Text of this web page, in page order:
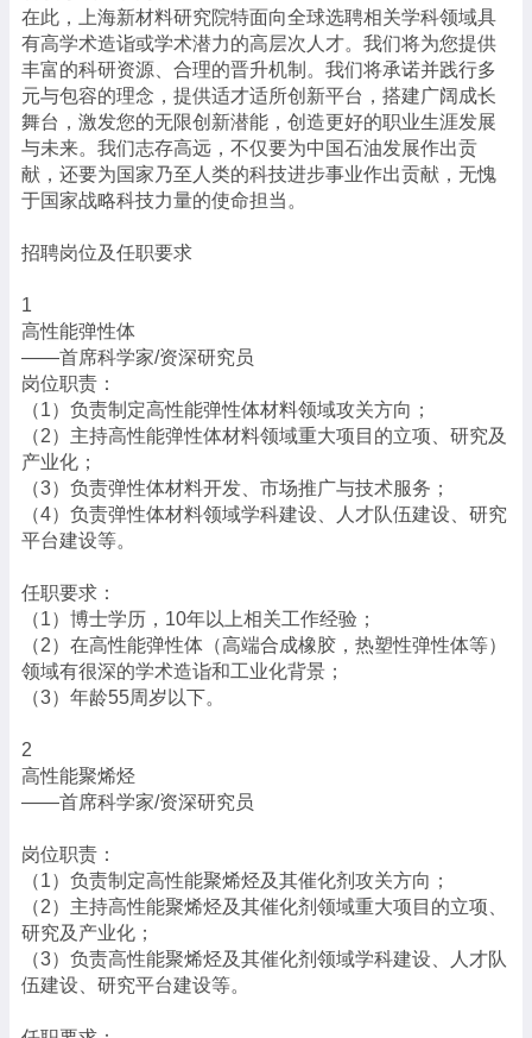
在此，上海新材料研究院特面向全球选聘相关学科领域具
有高学术造诣或学术潜力的高层次人才。我们将为您提供
丰富的科研资源、合理的晋升机制。我们将承诺并践行多
元与包容的理念，提供适才适所创新平台，搭建广阔成长
舞台，激发您的无限创新潜能，创造更好的职业生涯发展
与未来。我们志存高远，不仅要为中国石油发展作出贡
献，还要为国家乃至人类的科技进步事业作出贡献，无愧
于国家战略科技力量的使命担当。
招聘岗位及任职要求
1
高性能弹性体
——首席科学家/资深研究员
岗位职责：
（1）负责制定高性能弹性体材料领域攻关方向；
（2）主持高性能弹性体材料领域重大项目的立项、研究及
产业化；
（3）负责弹性体材料开发、市场推广与技术服务；
（4）负责弹性体材料领域学科建设、人才队伍建设、研究
平台建设等。
任职要求：
（1）博士学历，10年以上相关工作经验；
（2）在高性能弹性体（高端合成橡胶，热塑性弹性体等）
领域有很深的学术造诣和工业化背景；
（3）年龄55周岁以下。
2
高性能聚烯烃
——首席科学家/资深研究员
岗位职责：
（1）负责制定高性能聚烯烃及其催化剂攻关方向；
（2）主持高性能聚烯烃及其催化剂领域重大项目的立项、
研究及产业化；
（3）负责高性能聚烯烃及其催化剂领域学科建设、人才队
伍建设、研究平台建设等。